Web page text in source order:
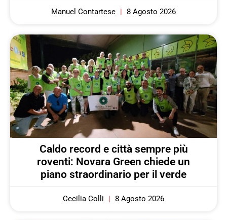
Manuel Contartese 8 Agosto 2026
Caldo record e città sempre più
roventi: Novara Green chiede un
piano straordinario per il verde
Cecilia Colli 8 Agosto 2026